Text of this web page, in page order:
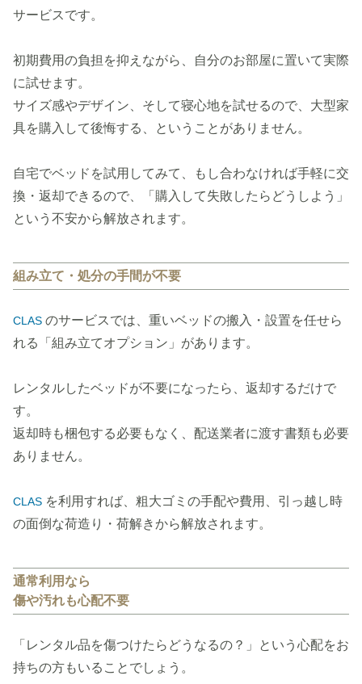
サービスです。
初期費用の負担を抑えながら、自分のお部屋に置いて実際
に試せます。
サイズ感やデザイン、そして寝心地を試せるので、大型家
具を購入して後悔する、ということがありません。
自宅でベッドを試用してみて、もし合わなければ手軽に交
換・返却できるので、「購入して失敗したらどうしよう」
という不安から解放されます。
組み立て・処分の手間が不要
CLAS のサービスでは、重いベッドの搬入・設置を任せら
れる「組み立てオプション」があります。
レンタルしたベッドが不要になったら、返却するだけで
す。
返却時も梱包する必要もなく、配送業者に渡す書類も必要
ありません。
CLAS を利用すれば、粗大ゴミの手配や費用、引っ越し時
の面倒な荷造り・荷解きから解放されます。
通常利用なら
傷や汚れも心配不要
「レンタル品を傷つけたらどうなるの？」という心配をお
持ちの方もいることでしょう。